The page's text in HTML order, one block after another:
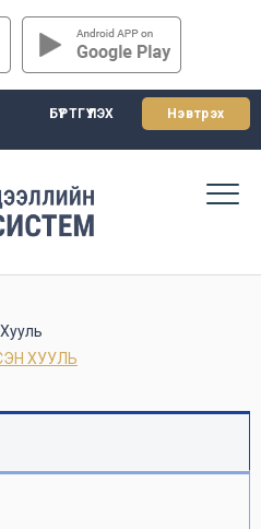
БҮРТГҮҮЛЭХ Нэвтрэх
ХУУЛЬ